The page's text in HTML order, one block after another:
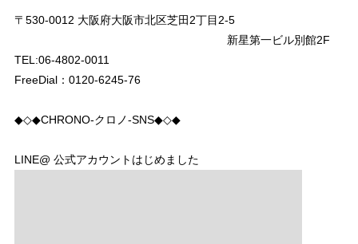
〒530-0012 大阪府大阪市北区芝田2丁目2-5
新星第一ビル別館2F
TEL:06-4802-0011
FreeDial：0120-6245-76
◆◇◆CHRONO-クロノ-SNS◆◇◆
LINE@ 公式アカウントはじめました